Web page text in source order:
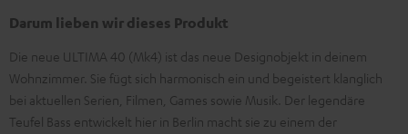
Darum lieben wir dieses Produkt
Die neue ULTIMA 40 (Mk4) ist das neue Designobjekt in deinem
Wohnzimmer. Sie fügt sich harmonisch ein und begeistert klanglich
bei aktuellen Serien, Filmen, Games sowie Musik. Der legendäre
Teufel Bass entwickelt hier in Berlin macht sie zu einem der